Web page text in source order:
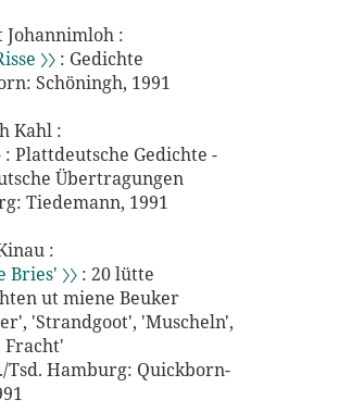
:
〉〉 : Gedichte
Schöningh, 1991
Kahl :
: Plattdeutsche Gedichte -
Übertragungen
Tiedemann, 1991
:
〉〉 : 20 lütte
ut miene Beuker
'Strandgoot', 'Muscheln',
Fracht'
Tsd. Hamburg: Quickborn-